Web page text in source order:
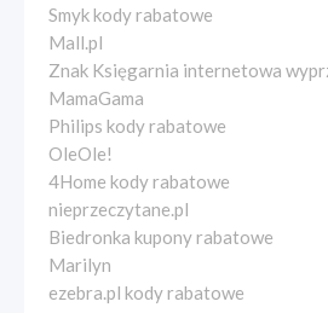
Smyk kody rabatowe
Mall.pl
Znak Księgarnia internetowa
MamaGama
Philips kody rabatowe
OleOle!
4Home kody rabatowe
nieprzeczytane.pl
Biedronka kupony rabatowe
Marilyn
ezebra.pl kody rabatowe